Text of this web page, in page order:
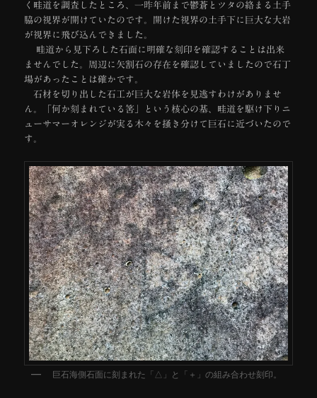
く畦道を調査したところ、一昨年前まで鬱蒼とツタの絡まる土手
脇の視界が開けていたのです。開けた視界の土手下に巨大な大岩
が視界に飛び込んできました。
畦道から見下ろした石面に明確な刻印を確認することは出来
ませんでした。周辺に矢割石の存在を確認していましたので石丁
場があったことは確かです。
石材を切り出した石工が巨大な岩体を見逃すわけがありませ
ん。「何か刻まれている筈」という核心の基、畦道を駆け下りニ
ューサマーオレンジが実る木々を掻き分けて巨石に近づいたので
す。
巨石海側石面に刻まれた「△」と「＋」の組み合わせ刻印。